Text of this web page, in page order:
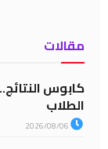
مقالات
الطلاب